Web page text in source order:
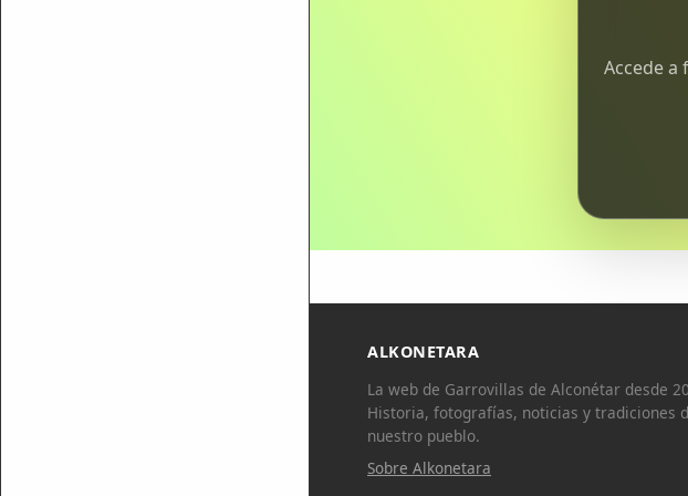
Accede a
ALKONETARA
La web de Garrovillas de Alconétar desde
Historia, fotografías, noticias y tradiciones
nuestro pueblo.
Sobre Alkonetara